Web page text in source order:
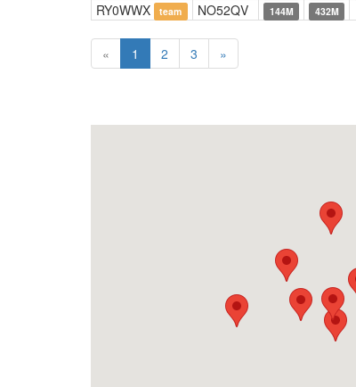
RY0WWX
team NO52QV 144M 432M
« 1 2 3 »